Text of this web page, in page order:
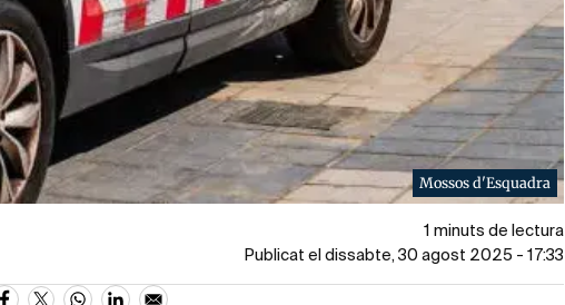
Mossos d'Esquadra
1 minuts de lectura
Publicat el dissabte, 30 agost 2025 - 17:33